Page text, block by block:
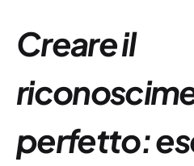
Creare il
perfetto: